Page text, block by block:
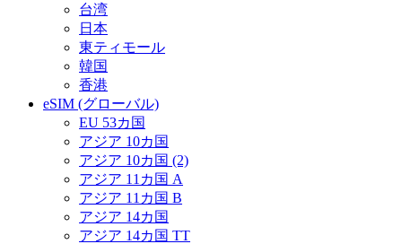
台湾
日本
東ティモール
韓国
香港
eSIM (グローバル)
EU 53カ国
アジア 10カ国
アジア 10カ国 (2)
アジア 11カ国 A
アジア 11カ国 B
アジア 14カ国
アジア 14カ国 TT